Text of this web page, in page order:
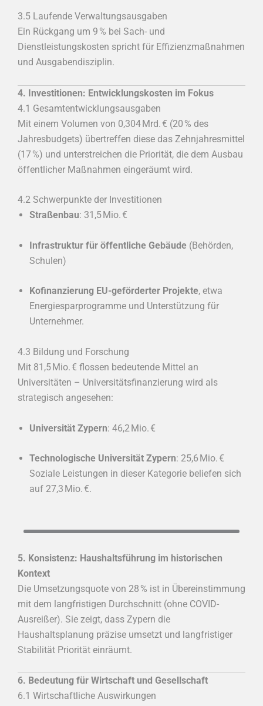
3.5 Laufende Verwaltungsausgaben
Ein Rückgang um 9 % bei Sach- und
Dienstleistungskosten spricht für Effizienzmaßnahmen
und Ausgabendisziplin.
4. Investitionen: Entwicklungskosten im Fokus
4.1 Gesamtentwicklungsausgaben
Mit einem Volumen von 0,304 Mrd. € (20 % des
Jahresbudgets) übertreffen diese das Zehnjahresmittel
(17 %) und unterstreichen die Priorität, die dem Ausbau
öffentlicher Maßnahmen eingeräumt wird.
4.2 Schwerpunkte der Investitionen
Straßenbau: 31,5 Mio. €
Infrastruktur für öffentliche Gebäude (Behörden,
Schulen)
Kofinanzierung EU-geförderter Projekte, etwa
Energiesparprogramme und Unterstützung für
Unternehmer.
4.3 Bildung und Forschung
Mit 81,5 Mio. € flossen bedeutende Mittel an
Universitäten – Universitätsfinanzierung wird als
strategisch angesehen:
Universität Zypern: 46,2 Mio. €
Technologische Universität Zypern: 25,6 Mio. €
Soziale Leistungen in dieser Kategorie beliefen sich
auf 27,3 Mio. €.
5. Konsistenz: Haushaltsführung im historischen
Kontext
Die Umsetzungsquote von 28 % ist in Übereinstimmung
mit dem langfristigen Durchschnitt (ohne COVID-
Ausreißer). Sie zeigt, dass Zypern die
Haushaltsplanung präzise umsetzt und langfristiger
Stabilität Priorität einräumt.
6. Bedeutung für Wirtschaft und Gesellschaft
6.1 Wirtschaftliche Auswirkungen